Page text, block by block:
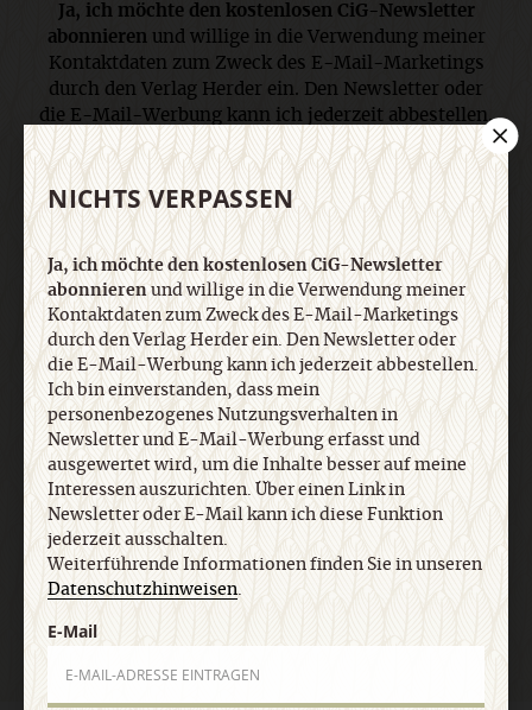
Ja, ich möchte den kostenlosen CiG-Newsletter
abonnieren und willige in die Verwendung meiner
Kontaktdaten zum Zweck des E-Mail-Marketings
durch den Verlag Herder ein. Den Newsletter oder
die E-Mail-Werbung kann ich jederzeit abbestellen.
Ich bin einverstanden, dass mein
personenbezogenes Nutzungsverhalten in
Newsletter und E-Mail-Werbung erfasst und
ausgewertet wird, um die Inhalte besser auf meine
Interessen auszurichten. Über einen Link in
Newsletter oder E-Mail kann ich diese Funktion
jederzeit ausschalten. Weiterführende
Informationen finden Sie in unseren
Datenschutzhinweisen.
E-Mail
Jetzt anmelden
NICHTS VERPASSEN
Ja, ich möchte den kostenlosen CiG-Newsletter
abonnierenund willige in die Verwendung meiner
Kontaktdaten zum Zweck des E-Mail-Marketings
durch den Verlag Herder ein. Den Newsletter oder
die E-Mail-Werbung kann ich jederzeit abbestellen.
Ich bin einverstanden, dass mein
personenbezogenes Nutzungsverhalten in
Newsletter und E-Mail-Werbung erfasst und
ausgewertet wird, um die Inhalte besser auf meine
Interessen auszurichten. Über einen Link in
Newsletter oder E-Mail kann ich diese Funktion
jederzeit ausschalten.
Weiterführende Informationen finden Sie in unseren
Datenschutzhinweisen.
E-Mail